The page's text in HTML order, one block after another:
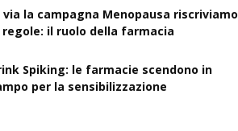
via la campagna Menopausa riscriviamo
regole: il ruolo della farmacia
Spiking: le farmacie scendono in
per la sensibilizzazione